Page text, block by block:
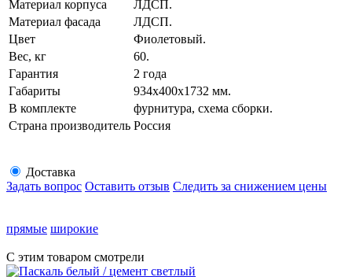
Материал корпуса
ЛДСП.
Материал фасада
ЛДСП.
Цвет
Фиолетовый.
Вес, кг
60.
Гарантия
2 года
Габариты
934х400х1732 мм.
В комплекте
фурнитура, схема сборки.
Страна производитель Россия
Доставка
Задать вопрос Оставить отзыв Следить за снижением цены
прямые широкие
С этим товаром смотрели